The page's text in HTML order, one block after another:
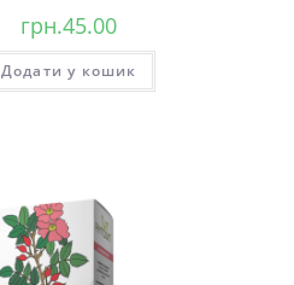
грн.45.00
Додати у кошик